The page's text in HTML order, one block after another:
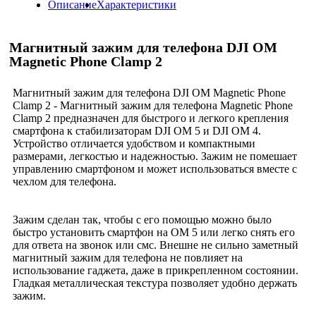
ОписаниеХарактеристики
Магнитный зажим для телефона DJI OM
Magnetic Phone Clamp 2
Магнитный зажим для телефона DJI OM Magnetic Phone
Clamp 2 - Магнитный зажим для телефона Magnetic Phone
Clamp 2 предназначен для быстрого и легкого крепления
смартфона к стабилизаторам DJI OM 5 и DJI OM 4.
Устройство отличается удобством и компактными
размерами, легкостью и надежностью. Зажим не помешает
управлению смартфоном и может использоваться вместе с
чехлом для телефона.
Зажим сделан так, чтобы с его помощью можно было
быстро установить смартфон на OM 5 или легко снять его
для ответа на звонок или смс. Внешне не сильно заметный
магнитный зажим для телефона не повлияет на
использование гаджета, даже в прикрепленном состоянии.
Гладкая металлическая текстура позволяет удобно держать
зажим.